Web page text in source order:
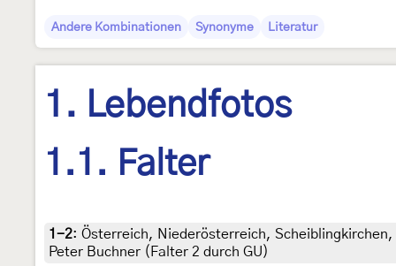
Andere Kombinationen Synonyme Literatur
1. Lebendfotos
1.1. Falter
1-2: Österreich, Niederösterreich,
Peter Buchner (Falter 2 durch GU)